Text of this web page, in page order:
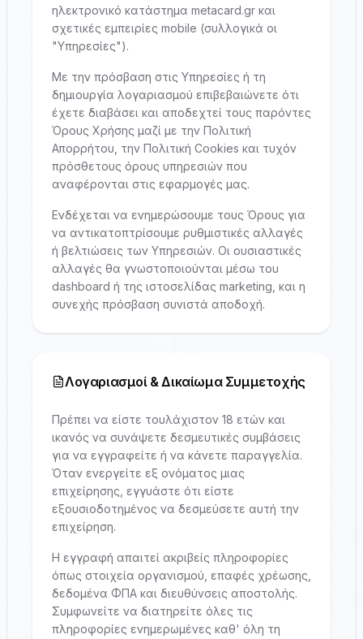
ηλεκτρονικό κατάστημα metacard.gr και
σχετικές εμπειρίες mobile (συλλογικά οι
"Υπηρεσίες").
Με την πρόσβαση στις Υπηρεσίες ή τη
δημιουργία λογαριασμού επιβεβαιώνετε ότι
έχετε διαβάσει και αποδεχτεί τους παρόντες
Όρους Χρήσης μαζί με την Πολιτική
Απορρήτου, την Πολιτική Cookies και τυχόν
πρόσθετους όρους υπηρεσιών που
αναφέρονται στις εφαρμογές μας.
Ενδέχεται να ενημερώσουμε τους Όρους για
να αντικατοπτρίσουμε ρυθμιστικές αλλαγές
ή βελτιώσεις των Υπηρεσιών. Οι ουσιαστικές
αλλαγές θα γνωστοποιούνται μέσω του
dashboard ή της ιστοσελίδας marketing, και η
συνεχής πρόσβαση συνιστά αποδοχή.
Λογαριασμοί & Δικαίωμα Συμμετοχής
Πρέπει να είστε τουλάχιστον 18 ετών και
ικανός να συνάψετε δεσμευτικές συμβάσεις
για να εγγραφείτε ή να κάνετε παραγγελία.
Όταν ενεργείτε εξ ονόματος μιας
επιχείρησης, εγγυάστε ότι είστε
εξουσιοδοτημένος να δεσμεύσετε αυτή την
επιχείρηση.
Η εγγραφή απαιτεί ακριβείς πληροφορίες
όπως στοιχεία οργανισμού, επαφές χρέωσης,
δεδομένα ΦΠΑ και διευθύνσεις αποστολής.
Συμφωνείτε να διατηρείτε όλες τις
πληροφορίες ενημερωμένες καθ' όλη τη